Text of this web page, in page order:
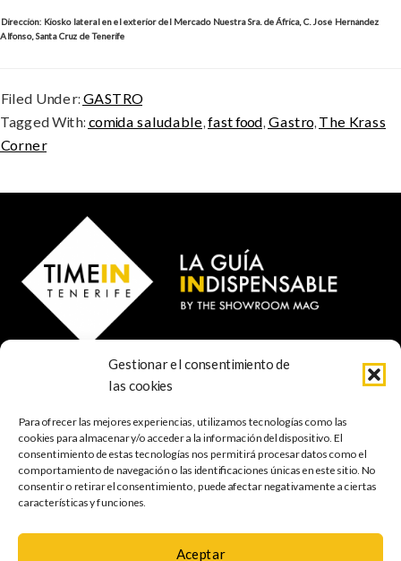
Gestionar el consentimiento de
las cookies
Para ofrecer las mejores experiencias, utilizamos tecnologías como las
cookies para almacenar y/o acceder a la información del dispositivo. El
consentimiento de estas tecnologías nos permitirá procesar datos como el
comportamiento de navegación o las identificaciones únicas en este sitio. No
consentir o retirar el consentimiento, puede afectar negativamente a ciertas
características y funciones.
Aceptar
Dirección: Kiosko lateral en el exterior del Mercado Nuestra Sra. de África, C. José Hernández
Alfonso, Santa Cruz de Tenerife
Filed Under: GASTRO
Tagged With: comida saludable,fast food, Gastro, The Krass
Corner
© 2023 TIME IN TENERIFE - Rosti Family Group S.L.
38001 Santa Cruz de Tenerife (ES)
INDISPENSABLEARTE & CULTURAMÚSICAGASTRONOMÍA
NATURALEZAESCAPADASCOMPRASFOTOGRAFÍAGRATISINFANTIL